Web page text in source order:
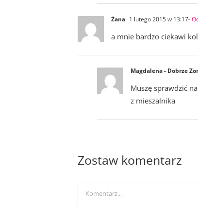
Żana 1 lutego 2015 w 13:17-
a mnie bardzo ciekawi
Magdalena - Dobrze
Muszę sprawdzić
z mieszalnika
Zostaw komentarz